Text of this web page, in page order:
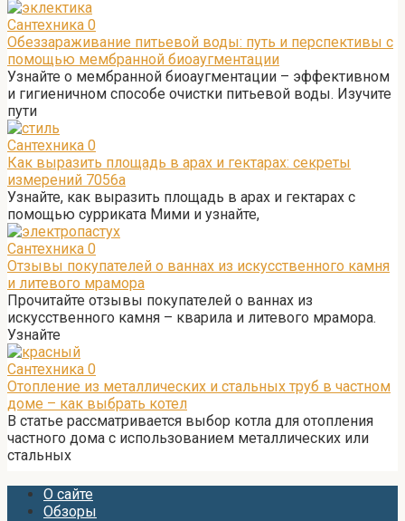
Сантехника 0
Обеззараживание питьевой воды: путь и перспективы с
помощью мембранной биоаугментации
Узнайте о мембранной биоаугментации – эффективном
и гигиеничном способе очистки питьевой воды. Изучите
пути
Сантехника 0
Как выразить площадь в арах и гектарах: секреты
измерений 7056а
Узнайте, как выразить площадь в арах и гектарах с
помощью сурриката Мими и узнайте,
Сантехника 0
Отзывы покупателей о ваннах из искусственного камня
и литевого мрамора
Прочитайте отзывы покупателей о ваннах из
искусственного камня – кварила и литевого мрамора.
Узнайте
Сантехника 0
Отопление из металлических и стальных труб в частном
доме – как выбрать котел
В статье рассматривается выбор котла для отопления
частного дома с использованием металлических или
стальных
О сайте
Обзоры